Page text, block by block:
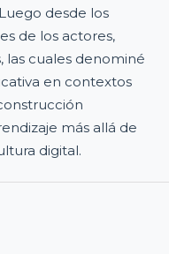
desde los
de los actores,
las cuales denominé
en contextos
más allá de
digital.